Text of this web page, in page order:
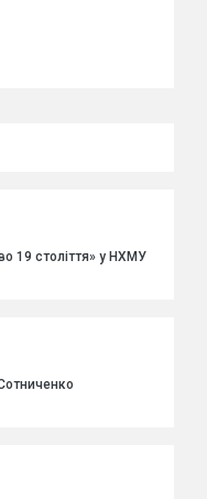
19 століття» у НХМУ